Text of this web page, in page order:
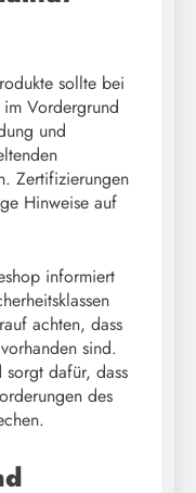
sollte bei
Vordergrund
und
Zertifizierungen
Hinweise auf
informiert
achten, dass
sind.
dafür, dass
des